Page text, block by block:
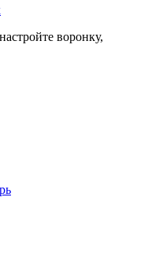
воронку,